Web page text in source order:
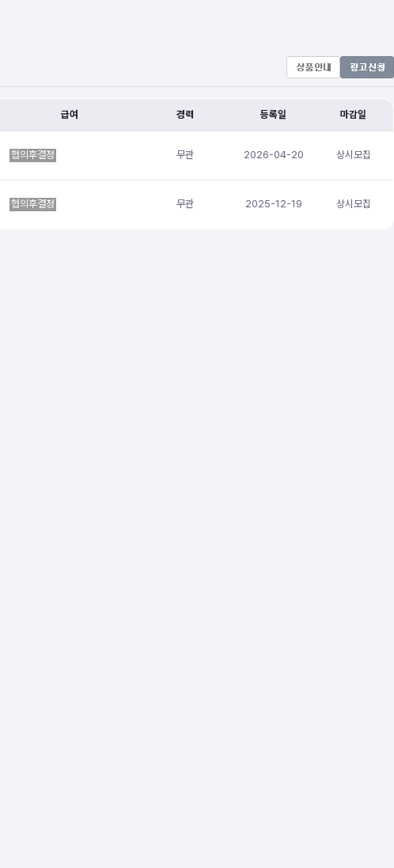
급여 경력 등록일 마감일
협의후결정 무관 2026-04-20 상시모집
협의후결정 무관 2025-12-19 상시모집